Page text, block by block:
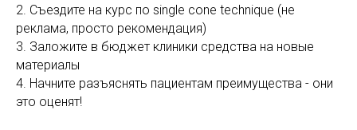
2. Съездите на курс по single cone technique (не
реклама, просто рекомендация)
3. Заложите в бюджет клиники средства на новые
материалы
4. Начните разъяснять пациентам преимущества - они
это оценят!